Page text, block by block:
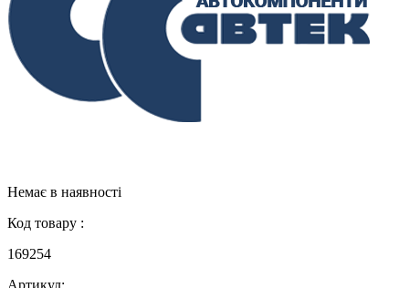
Немає в наявності
Код товару :
169254